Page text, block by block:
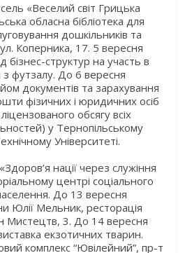
«Веселий світ Грицька
обласна бібліотека для
дошкільників та
Коперника, 17. 5 вересня
бізнес-структур на участь в
з футзалу. До 6 вересня
документів та зарахування
фізичних і юридичних осіб
обсягу всіх
у Тернопільському
Університеті.
нації через служіння
центрі соціального
До 13 вересня
Юлії Мельник, ресторація
Мистецтв, 3. До 14 вересня
екзотичних тварин.
комплекс “Ювілейний”, пр-т